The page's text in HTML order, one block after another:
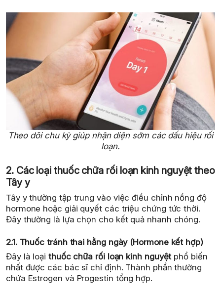
Theo dõi chu kỳ giúp nhận diện sớm các dấu hiệu rối
loạn.
2. Các loại thuốc chữa rối loạn kinh nguyệt theo
Tây y
Tây y thường tập trung vào việc điều chỉnh nồng độ
hormone hoặc giải quyết các triệu chứng tức thời.
Đây thường là lựa chọn cho kết quả nhanh chóng.
2.1. Thuốc tránh thai hằng ngày (Hormone kết hợp)
Đây là loại thuốc chữa rối loạn kinh nguyệtphổ biến
nhất được các bác sĩ chỉ định. Thành phần thường
chứa Estrogen và Progestin tổng hợp.